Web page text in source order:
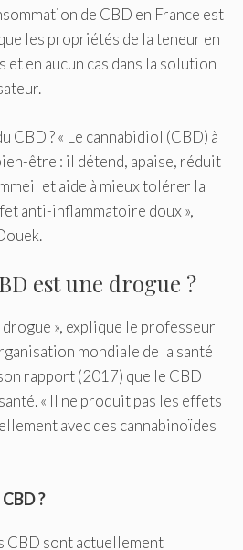
de CBD en France est
les propriétés de la teneur en
en aucun cas dans la solution
CBD ? « Le cannabidiol (CBD) à
être : il détend, apaise, réduit
et aide à mieux tolérer la
anti-inflammatoire doux »,
est une drogue ?
drogue », explique le professeur
mondiale de la santé
rapport (2017) que le CBD
« Il ne produit pas les effets
avec des cannabinoïdes
?
CBD sont actuellement